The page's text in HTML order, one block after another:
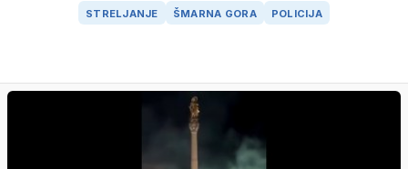
STRELJANJE ŠMARNA GORA POLICIJA